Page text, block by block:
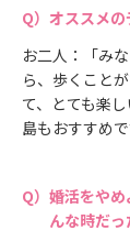
オススメの
お二人：「み
ら、歩くこと
て、とても楽
島もおすすめ
婚活をや
んな時だっ